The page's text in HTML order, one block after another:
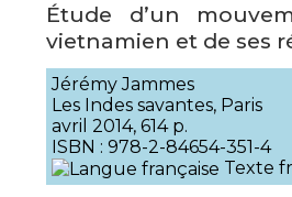
Étude d’un
vietnamien et de ses
Jérémy Jammes
Les Indes savantes, Paris
avril 2014, 614 p.
ISBN : 978-2-84654-351-4
Texte